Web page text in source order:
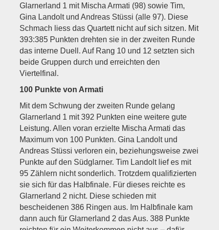
Glarnerland 1 mit Mischa Armati (98) sowie Tim,
Gina Landolt und Andreas Stüssi (alle 97). Diese
Schmach liess das Quartett nicht auf sich sitzen. Mit
393:385 Punkten drehten sie in der zweiten Runde
das interne Duell. Auf Rang 10 und 12 setzten sich
beide Gruppen durch und erreichten den
Viertelfinal.
100 Punkte von Armati
Mit dem Schwung der zweiten Runde gelang
Glarnerland 1 mit 392 Punkten eine weitere gute
Leistung. Allen voran erzielte Mischa Armati das
Maximum von 100 Punkten. Gina Landolt und
Andreas Stüssi verloren ein, beziehungsweise zwei
Punkte auf den Südglarner. Tim Landolt lief es mit
95 Zählern nicht sonderlich. Trotzdem qualifizierten
sie sich für das Halbfinale. Für dieses reichte es
Glarnerland 2 nicht. Diese schieden mit
bescheidenen 386 Ringen aus. Im Halbfinale kam
dann auch für Glarnerland 2 das Aus. 388 Punkte